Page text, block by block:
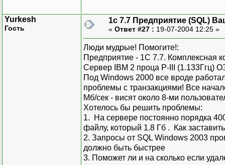
Yurkesh
Гость
1с 7.7 Предприятие (SQL)
« Ответ #27 : 19-07-2004 12:25 »
Люди мудрые! Помогите!:
Предприятие - 1С 7.7. Комплексная
Сервер IBM 2 проца P-III (1.133Ггц)
Под Windows 2000 все вроде
проблемы с транзакциями! Все
Мб/сек - висят около 8-ми
Хотелось бы решить проблемы:
1. На сервере постоянно порядка
файлу, который 1.8 Гб . Как
2. Запросы от SQL Windows 2003
должно быть быстрее
3. Поможет ли и на сколько если